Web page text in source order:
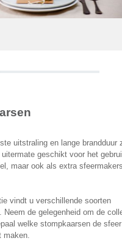
uitstraling en lange brandduur
geschikt voor het
maar ook als extra
vindt u verschillende soorten
Neem de gelegenheid om de
welke stompkaarsen de